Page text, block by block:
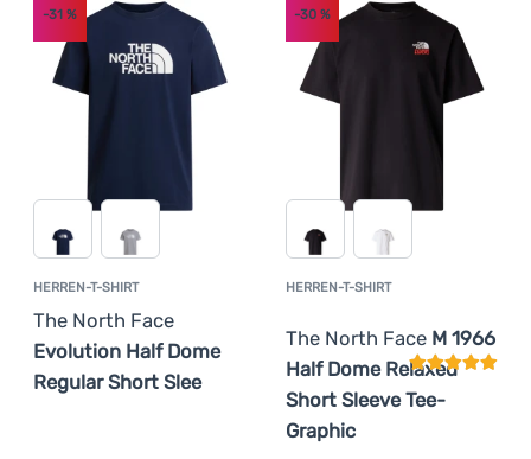
HERREN-T-SHIRT
The North Face
Evolution Half Dome
Regular Short Slee
-31 %
HERREN-T-SHIRT
The North Face M 1966
Half Dome Relaxed
Short Sleeve Tee-
Graphic
-30%